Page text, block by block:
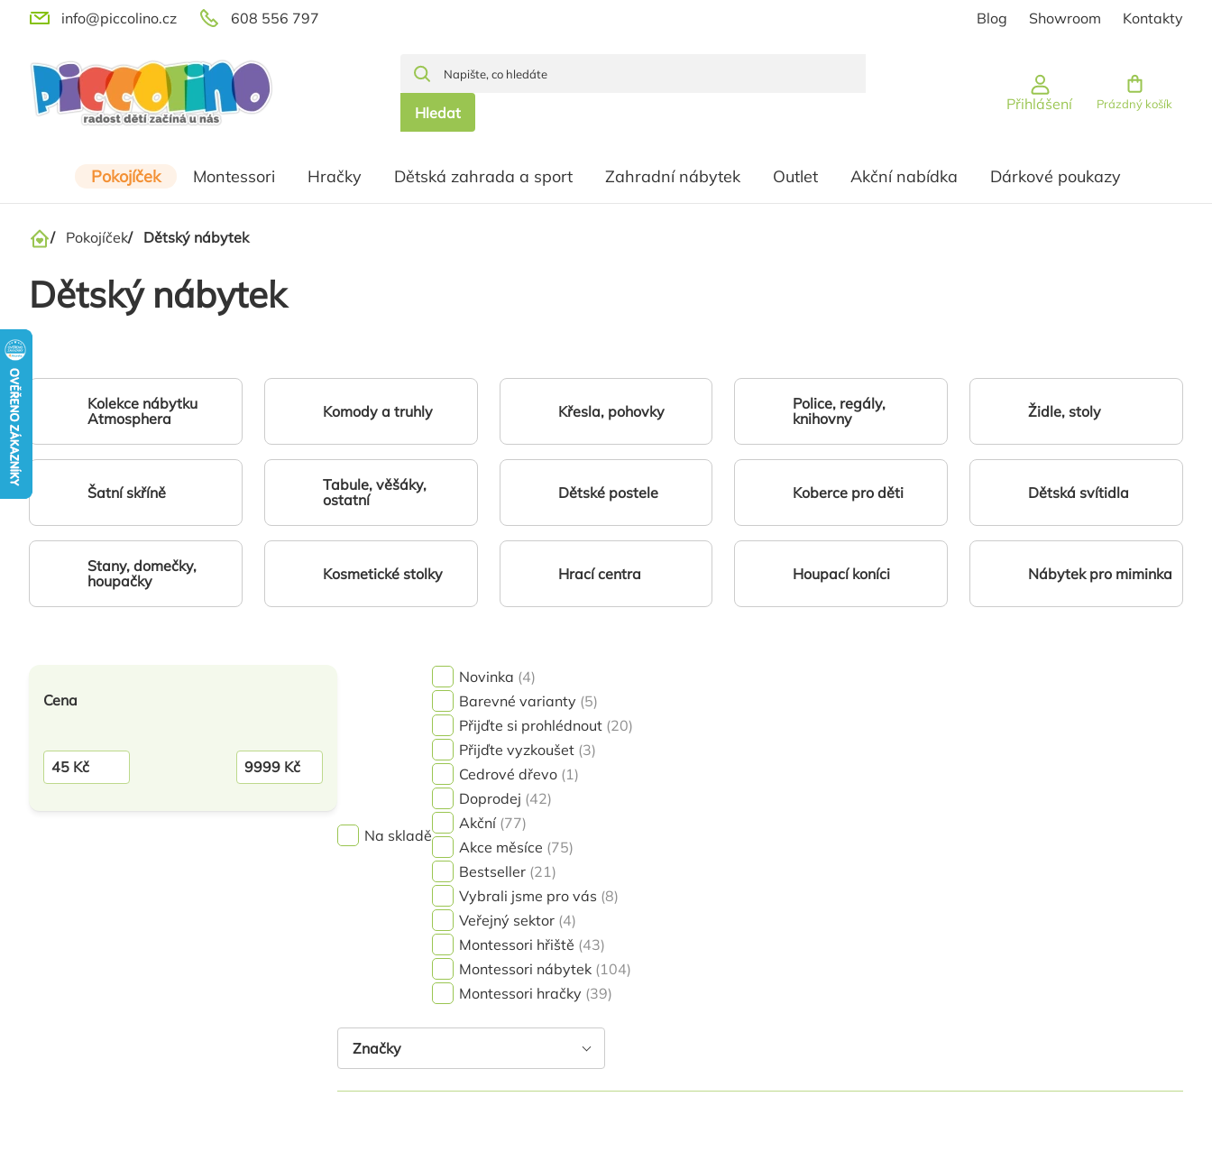
Přejít
obsah
608 556 797
info@piccolino.cz Blog Showroom Kontakty
Hledat Přihlášení Nákupní košík
Prázdný košík
Pokojíček Montessori Hračky Dětská zahrada a sport Zahradní nábytek Outlet Akční nabídka Dárkové poukazy
Domů
/ Pokojíček/ Dětský nábytek
Dětský nábytek
Kolekce nábytku
Atmosphera
Komody a truhly Křesla, pohovky
Police, regály,
knihovny
Židle, stoly
Šatní skříně
Tabule, věšáky,
ostatní
Dětské postele Koberce pro děti Dětská svítidla
Stany, domečky,
houpačky
Kosmetické stolky Hrací centra Houpací koníci Nábytek pro miminka
Cena
45 Kč 9999 Kč
Na skladě
Novinka 4
Barevné varianty 5
Přijďte si prohlédnout 20
Přijďte vyzkoušet 3
Cedrové dřevo 1
Doprodej 42
Akční 77
Akce měsíce 75
Bestseller 21
Vybrali jsme pro vás 8
Veřejný sektor 4
Montessori hřiště 43
Montessori nábytek 104
Montessori hračky 39
Značky
Výpis